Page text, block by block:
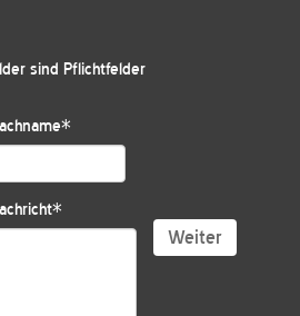
sind Pflichtfelder
*
*
Weiter